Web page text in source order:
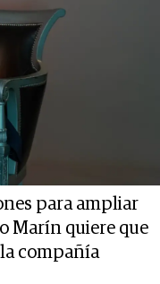
para ampliar
Marín quiere que
compañía